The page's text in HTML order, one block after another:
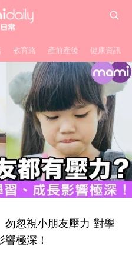
教育路 產前產後 健康資訊
勿忽視小朋友壓力 對學
響極深！